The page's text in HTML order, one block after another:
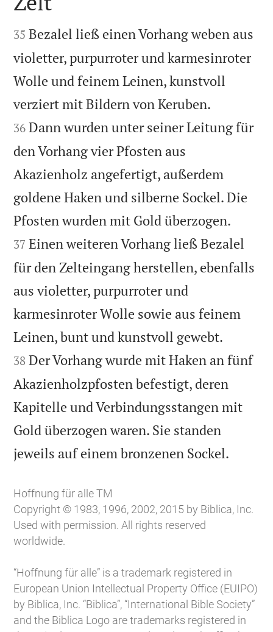


35 Bezalel ließ einen Vorhang weben aus
violetter, purpurroter und karmesinroter
Wolle und feinem Leinen, kunstvoll
verziert mit Bildern von Keruben.
36 Dann wurden unter seiner Leitung für
den Vorhang vier Pfosten aus
Akazienholz angefertigt, außerdem
goldene Haken und silberne Sockel. Die
Pfosten wurden mit Gold überzogen.
37 Einen weiteren Vorhang ließ Bezalel
für den Zelteingang herstellen, ebenfalls
aus violetter, purpurroter und
karmesinroter Wolle sowie aus feinem
Leinen, bunt und kunstvoll gewebt.
38 Der Vorhang wurde mit Haken an fünf
Akazienholzpfosten befestigt, deren
Kapitelle und Verbindungsstangen mit
Gold überzogen waren. Sie standen
jeweils auf einem bronzenen Sockel.
Hoffnung für alle TM
Copyright © 1983, 1996, 2002, 2015 by Biblica, Inc.
Used with permission. All rights reserved
worldwide.
“Hoffnung für alle” is a trademark registered in
European Union Intellectual Property Office (EUIPO)
by Biblica, Inc. “Biblica”, “International Bible Society”
and the Biblica Logo are trademarks registered in